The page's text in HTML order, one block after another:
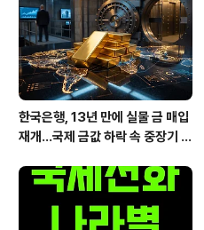
한국은행, 13년 만에 실물 금 매입
재개…국제 금값 하락 속 중장기 대